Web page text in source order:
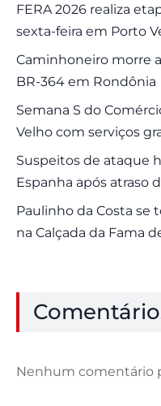
FERA 2026 realiza
sexta-feira em Porto
Caminhoneiro morre
BR-364 em Rondônia
Semana S do
Velho com serviços
Suspeitos de ataque
Espanha após atraso
Paulinho da Costa se
na Calçada da Fama
Nenhum comentário